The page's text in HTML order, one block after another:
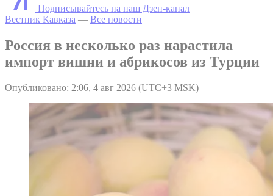
Подписывайтесь на наш Дзен-канал
Вестник Кавказа — Все новости
Россия в несколько раз нарастила
импорт вишни и абрикосов из Турции
Опубликовано: 2:06, 4 авг 2026 (UTC+3 MSK)